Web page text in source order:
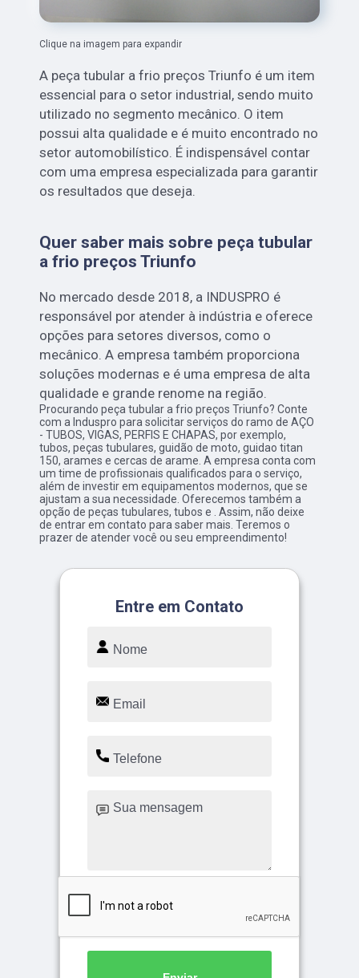
Clique na imagem para expandir
A peça tubular a frio preços Triunfo é um item
essencial para o setor industrial, sendo muito
utilizado no segmento mecânico. O item
possui alta qualidade e é muito encontrado no
setor automobilístico. É indispensável contar
com uma empresa especializada para garantir
os resultados que deseja.
Quer saber mais sobre peça tubular
a frio preços Triunfo
No mercado desde 2018, a INDUSPRO é
responsável por atender à indústria e oferece
opções para setores diversos, como o
mecânico. A empresa também proporciona
soluções modernas e é uma empresa de alta
qualidade e grande renome na região.
Procurando peça tubular a frio preços Triunfo? Conte
com a Induspro para solicitar serviços do ramo de AÇO
- TUBOS, VIGAS, PERFIS E CHAPAS, por exemplo,
tubos, peças tubulares, guidão de moto, guidao titan
150, arames e cercas de arame. A empresa conta com
um time de profissionais qualificados para o serviço,
além de investir em equipamentos modernos, que se
ajustam a sua necessidade. Oferecemos também a
opção de peças tubulares, tubos e . Assim, não deixe
de entrar em contato para saber mais. Teremos o
prazer de atender você ou seu empreendimento!
Entre em Contato